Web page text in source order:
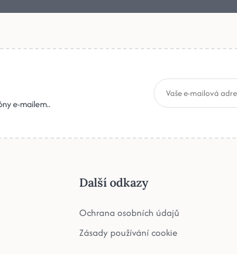
e-mailem..
Další odkazy
Ochrana osobních údajů
Zásady používání cookie